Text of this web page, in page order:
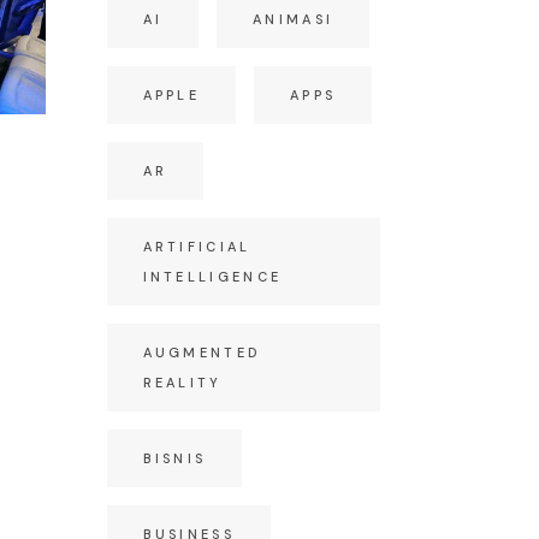
AI ANIMASI
APPLE APPS
AR
ARTIFICIAL
INTELLIGENCE
AUGMENTED
REALITY
BISNIS
BUSINESS